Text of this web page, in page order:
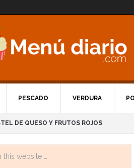
PESCADO VERDURA
DE QUESO Y FRUTOS ROJOS